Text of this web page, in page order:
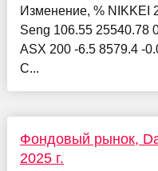
Изменение, % NIKKEI
Seng 106.55 25540.78
ASX 200 -6.5 8579.4 -
C...
Фондовый рынок,
2025 г.